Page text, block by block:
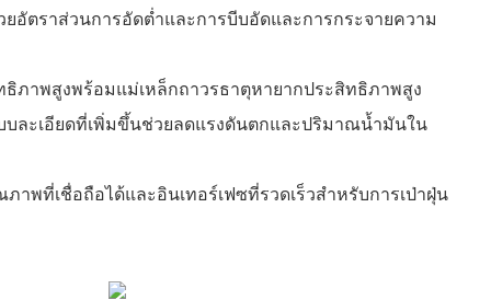
อัตราส่วนการอัดต่ำและการบีบอัดและการกระจายความ
ธิภาพสูงพร้อมแม่เหล็กถาวรธาตุหายากประสิทธิภาพสูง
ละเอียดที่เพิ่มขึ้นช่วยลดแรงดันตกและปริมาณน้ำมันใน
าพที่เชื่อถือได้และอินเทอร์เฟซที่รวดเร็วสำหรับการเป่าฝุ่น